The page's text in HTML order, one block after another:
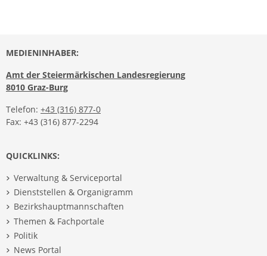
MEDIENINHABER:
Amt der Steiermärkischen Landesregierung
8010 Graz-Burg
Telefon: +43 (316) 877-0
Fax: +43 (316) 877-2294
QUICKLINKS:
Verwaltung & Serviceportal
Dienststellen & Organigramm
Bezirkshauptmannschaften
Themen & Fachportale
Politik
News Portal